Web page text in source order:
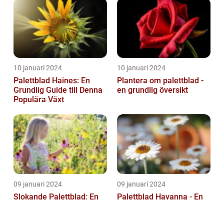
10 januari 2024
Palettblad Haines: En
Grundlig Guide till Denna
Populära Växt
10 januari 2024
Plantera om palettblad -
en grundlig översikt
09 januari 2024
Slokande Palettblad: En
09 januari 2024
Palettblad Havanna - En